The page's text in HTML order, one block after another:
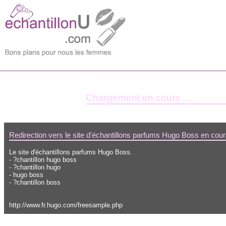
Chargement en cours ...
Redirection vers le site d'échantillons parfums Hugo Boss en
Le site d'échantillons parfums Hugo Boss.
- ?chantillon hugo boss
- ?chantillon hugo
- hugo boss
- ?chantillon boss
http://www.fr.hugo.com/freesample.php